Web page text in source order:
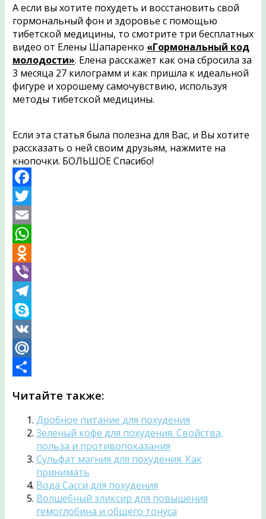
А если вы хотите похудеть и восстановить свой
гормональный фон и здоровье с помощью
тибетской медицины, то смотрите три бесплатных
видео от Елены Шапаренко «Гормональный код
молодости». Елена расскажет как она сбросила за
3 месяца 27 килограмм и как пришла к идеальной
фигуре и хорошему самочувствию, используя
методы тибетской медицины.
Если эта статья была полезна для Вас, и Вы хотите
рассказать о ней своим друзьям, нажмите на
кнопочки. БОЛЬШОЕ Спасибо!
Facebook
Twitter
Email
WhatsApp
Odnoklassniki
Viber
Telegram
Skype
VK
Mail.Ru
Читайте также:
Дробное питание для похудения
Зеленый кофе для похудения. Свойства,
польза и противопоказания
Сульфат магния для похудения. Как
принимать
Вода Сасси для похудения
Волшебный эликсир для повышения
гемоглобина и общего тонуса